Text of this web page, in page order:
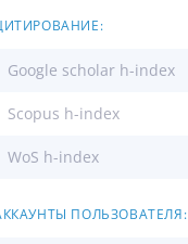
Google scholar h-index
Scopus h-index
WoS h-index
ПОЛЬЗОВАТЕЛЯ: